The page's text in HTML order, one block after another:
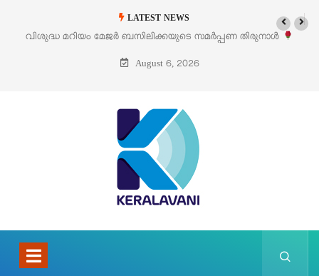
LATEST NEWS
ബസിലിക്കയുടെ സമർപ്പണ തിരുനാൾ
‘പെറ്റൽസ്’ ലൈഫ് സ്റ്റൈൽ
August 6, 2026